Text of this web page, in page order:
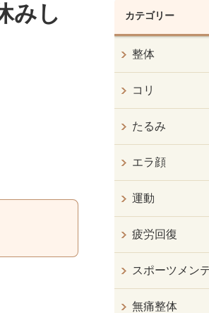
みし
カテゴリー
整体
コリ
たるみ
エラ顔
運動
疲労回復
スポーツメン
無痛整体